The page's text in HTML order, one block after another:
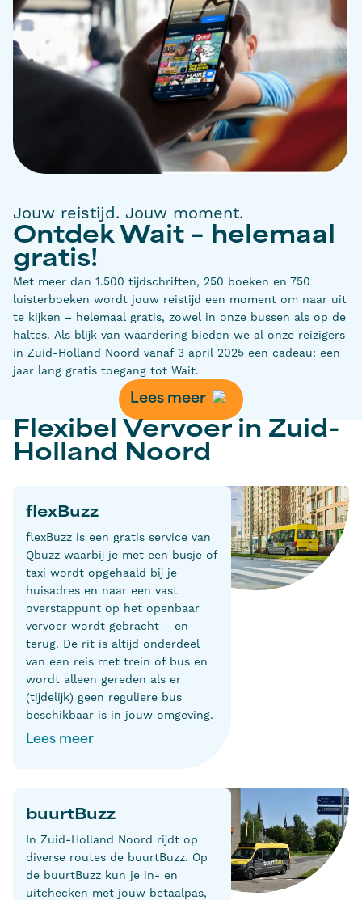
Jouw reistijd. Jouw moment.
Ontdek Wait – helemaal
gratis!
Met meer dan 1.500 tijdschriften, 250 boeken en 750
luisterboeken wordt jouw reistijd een moment om naar uit
te kijken – helemaal gratis, zowel in onze bussen als op de
haltes. Als blijk van waardering bieden we al onze reizigers
in Zuid-Holland Noord vanaf 3 april 2025 een cadeau: een
jaar lang gratis toegang tot Wait.
Lees meer
Flexibel Vervoer in Zuid-
Holland Noord
flexBuzz
flexBuzz is een gratis service van
Qbuzz waarbij je met een busje of
taxi wordt opgehaald bij je
huisadres en naar een vast
overstappunt op het openbaar
vervoer wordt gebracht – en
terug. De rit is altijd onderdeel
van een reis met trein of bus en
wordt alleen gereden als er
(tijdelijk) geen reguliere bus
beschikbaar is in jouw omgeving.
Lees meer
buurtBuzz
In Zuid-Holland Noord rijdt op
diverse routes de buurtBuzz. Op
de buurtBuzz kun je in- en
uitchecken met jouw betaalpas,